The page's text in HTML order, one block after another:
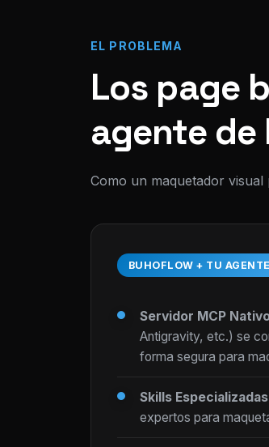
EL PROBLEMA
Los page
agente de
Como un maquetador
BUHOFLOW + TU AGENTE
Servidor MCP
Antigravity, etc.) se
forma segura para
Skills
expertos para